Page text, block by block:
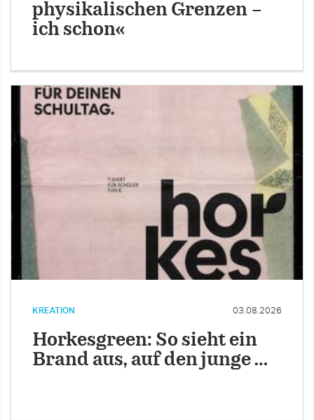
physikalischen Grenzen –
ich schon«
KREATION 03.08.2026
Horkesgreen: So sieht ein
Brand aus, auf den junge …